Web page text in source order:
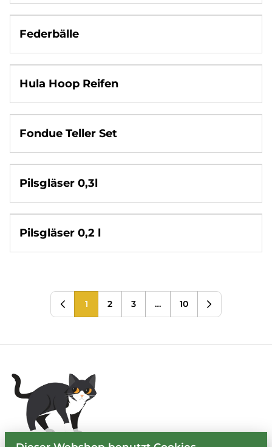
Federbälle
Hula Hoop Reifen
Fondue Teller Set
Pilsgläser 0,3l
Pilsgläser 0,2 l
1 2 3 … 10